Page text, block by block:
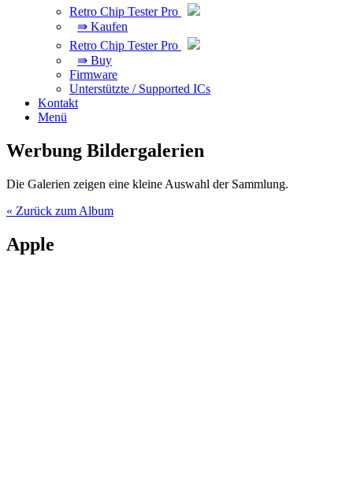
Retro Chip Tester Pro
⇛ Kaufen
Retro Chip Tester Pro
⇛ Buy
Firmware
Unterstützte / Supported ICs
Kontakt
Menü
Werbung Bildergalerien
Die Galerien zeigen eine kleine Auswahl der Sammlung.
« Zurück zum Album
Apple